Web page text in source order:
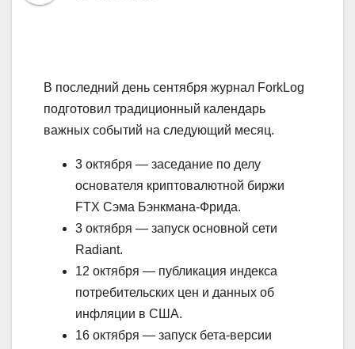
В последний день сентября журнал ForkLog
подготовил традиционный календарь
важных событий на следующий месяц.
3 октября — заседание по делу
основателя криптовалютной биржи
FTX Сэма Бэнкмана-Фрида.
3 октября — запуск основной сети
Radiant.
12 октября — публикация индекса
потребительских цен и данных об
инфляции в США.
16 октября — запуск бета-версии